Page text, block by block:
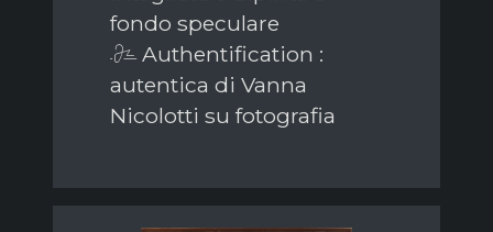
fondo speculare
Authentification :
autentica di Vanna
Nicolotti su fotografia